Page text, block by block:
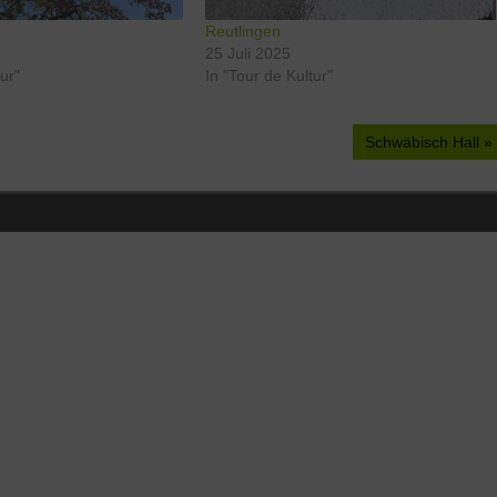
Reutlingen
25 Juli 2025
In "Tour de Kultur"
Nächster
Schwäbisch Hall